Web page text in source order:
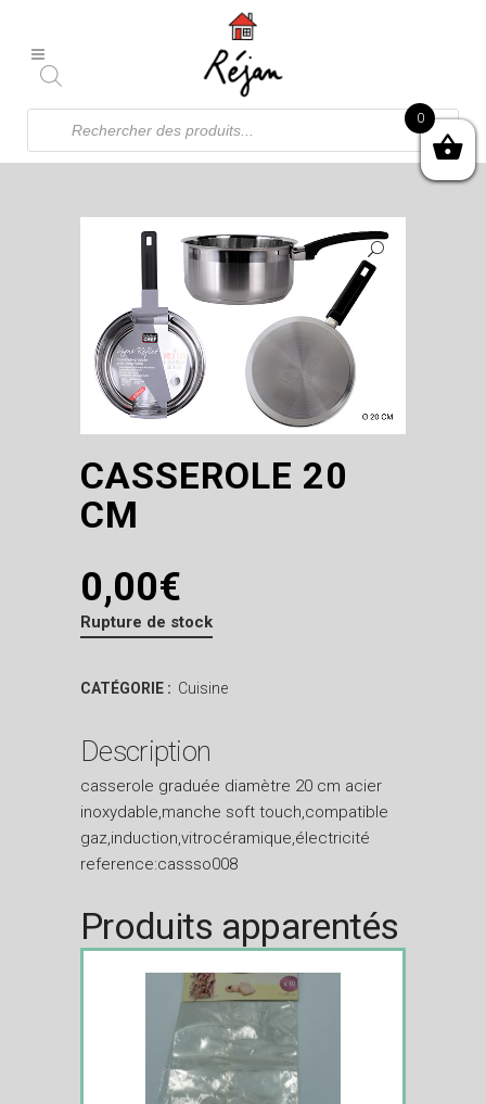
Recherche
produits
CASSEROLE 20
CM
0,00€
Rupture de stock
CATÉGORIE : Cuisine
Description
casserole graduée diamètre 20 cm acier
inoxydable,manche soft touch,compatible
gaz,induction,vitrocéramique,électricité
reference:cassso008
Produits apparentés
0